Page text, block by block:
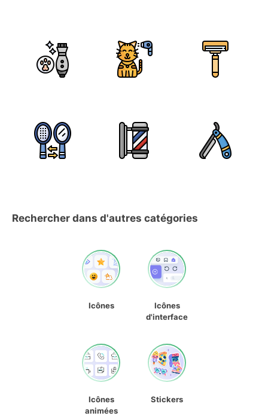
Rechercher dans d'autres catégories
Icônes
Icônes
d'interface
Icônes
animées
Stickers